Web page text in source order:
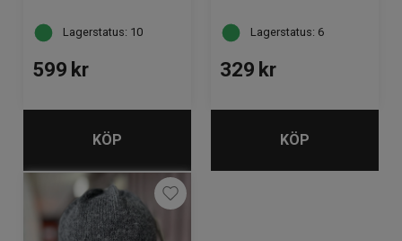
Lagerstatus: 10
599 kr
KÖP
Lagerstatus: 6
329 kr
KÖP